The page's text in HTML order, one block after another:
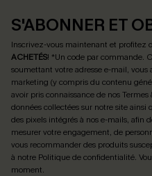
S'ABONNER ET
Inscrivez-vous maintenant et profitez
ACHETÉS! *Un code par commande.
soumettant votre adresse e-mail,
marketing (y compris du contenu
avoir pris connaissance de nosTermes
données collectées sur notre site
des pixels intégrés à nos e-mails, afin
mesurer votre engagement, de
vous recommander des produits
à notre Politique de confidentialité.
moment.